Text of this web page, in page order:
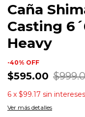
Caña
Casting
Heavy
-40% OFF
$595.00
6 x $99.17 sin intereses
Ver más detalles